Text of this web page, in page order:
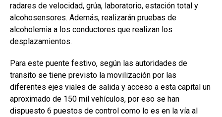
radares de velocidad, grúa, laboratorio, estación total y
alcohosensores. Además, realizarán pruebas de
alcoholemia a los conductores que realizan los
desplazamientos.
Para este puente festivo, según las autoridades de
transito se tiene previsto la movilización por las
diferentes ejes viales de salida y acceso a esta capital un
aproximado de 150 mil vehículos, por eso se han
dispuesto 6 puestos de control como lo es en la vía al